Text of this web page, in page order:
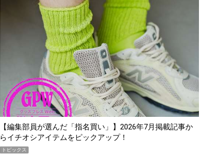
「買って損なし」の極上スマホ5選【GoodsPress 2026上半
期AWARD】
トピックス